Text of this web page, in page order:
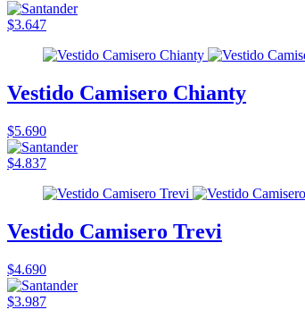
$3.647
Vestido Camisero Chianty
$5.690
$4.837
Vestido Camisero Trevi
$4.690
$3.987